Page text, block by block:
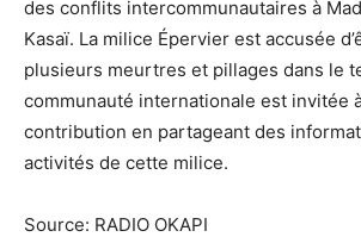
des conflits intercommunautaires à
Kasaï. La milice Épervier est accusée
plusieurs meurtres et pillages dans le
communauté internationale est invitée
contribution en partageant des
activités de cette milice.
Source: RADIO OKAPI